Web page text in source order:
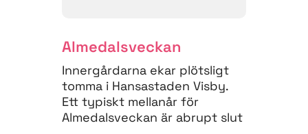
Almedalsveckan
Innergårdarna ekar plötsligt
tomma i Hansastaden Visby.
Ett typiskt mellanår för
Almedalsveckan är abrupt slut